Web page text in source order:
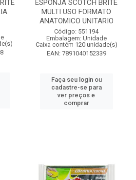
ESPONJA SCOTCH BRITE
MULTI USO FORMATO
ANATOMICO UNITARIO
Código: 551194
Embalagem: Unidade
Caixa contém 120 unidade(s)
EAN: 7891040152339
Faça seu login ou
cadastre-se para
ver preços e
comprar